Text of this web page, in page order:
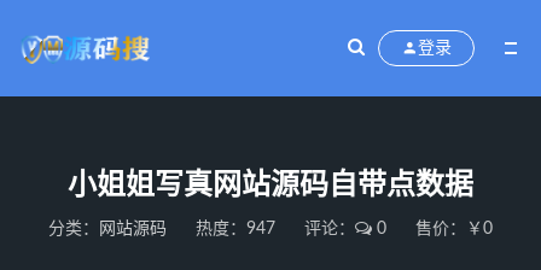
登录
小姐姐写真网站源码自带点数据
分类： 网站源码 热度：947 评论： 0 售价：￥0